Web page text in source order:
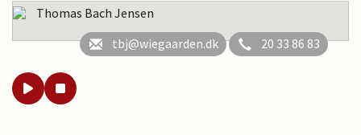
Thomas Bach Jensen
tbj@wiegaarden.dk
20 33 86 83